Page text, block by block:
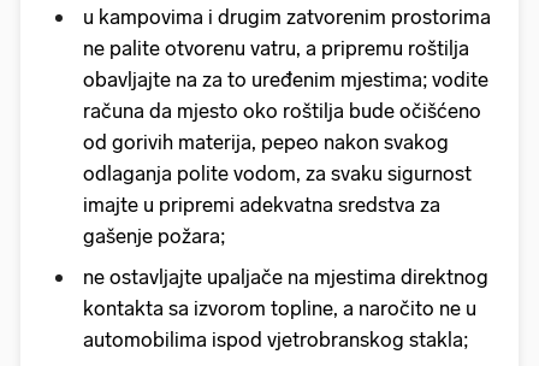
u kampovima i drugim zatvorenim prostorima
ne palite otvorenu vatru, a pripremu roštilja
obavljajte na za to uređenim mjestima; vodite
računa da mjesto oko roštilja bude očišćeno
od gorivih materija, pepeo nakon svakog
odlaganja polite vodom, za svaku sigurnost
imajte u pripremi adekvatna sredstva za
gašenje požara;
ne ostavljajte upaljače na mjestima direktnog
kontakta sa izvorom topline, a naročito ne u
automobilima ispod vjetrobranskog stakla;